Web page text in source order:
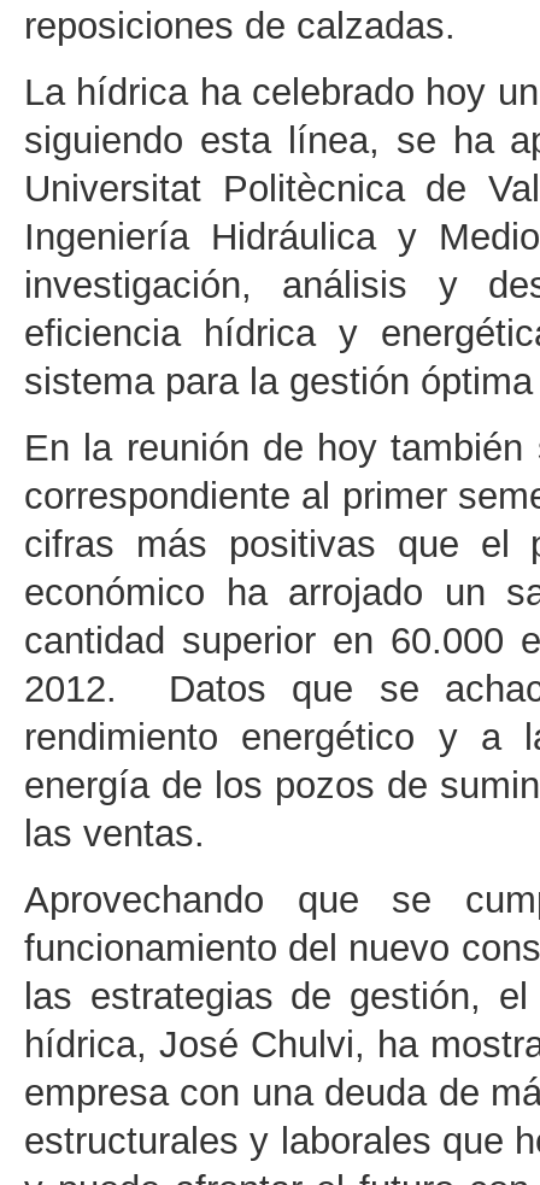
reposiciones de calzadas.
La hídrica ha celebrado hoy
siguiendo esta línea, se ha
Universitat Politècnica de
Ingeniería Hidráulica y
investigación, análisis y
eficiencia hídrica y
sistema para la gestión
En la reunión de hoy
correspondiente al primer
cifras más positivas que el
económico ha arrojado un
cantidad superior en 60.000
2012. Datos que se
rendimiento energético y a
energía de los pozos de
las ventas.
Aprovechando que se
funcionamiento del nuevo
las estrategias de gestión,
hídrica, José Chulvi, ha
empresa con una deuda de
estructurales y laborales que